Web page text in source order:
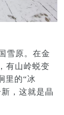
雪原。在金
有山岭蜕变
里的“冰
，这就是晶